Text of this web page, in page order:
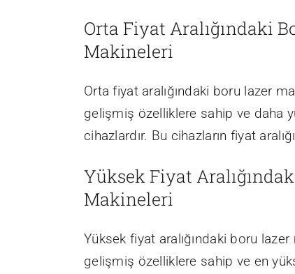
Orta Fiyat Aralığındaki
Makineleri
Orta fiyat aralığındaki boru lazer
gelişmiş özelliklere sahip ve daha
cihazlardır. Bu cihazların fiyat
Yüksek Fiyat
Makineleri
Yüksek fiyat aralığındaki boru
gelişmiş özelliklere sahip ve en